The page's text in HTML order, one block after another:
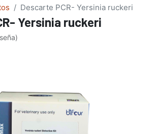
Descarte PCR- Yersinia ruckeri
Yersinia ruckeri